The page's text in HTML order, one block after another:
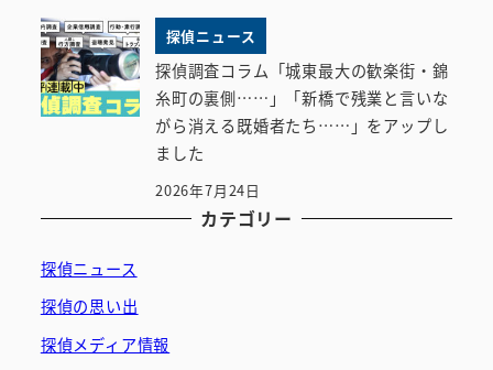
探偵ニュース
探偵調査コラム「城東最大の歓楽街・錦
糸町の裏側……」「新橋で残業と言いな
がら消える既婚者たち……」をアップし
ました
2026年7月24日
カテゴリー
探偵ニュース
探偵の思い出
探偵メディア情報